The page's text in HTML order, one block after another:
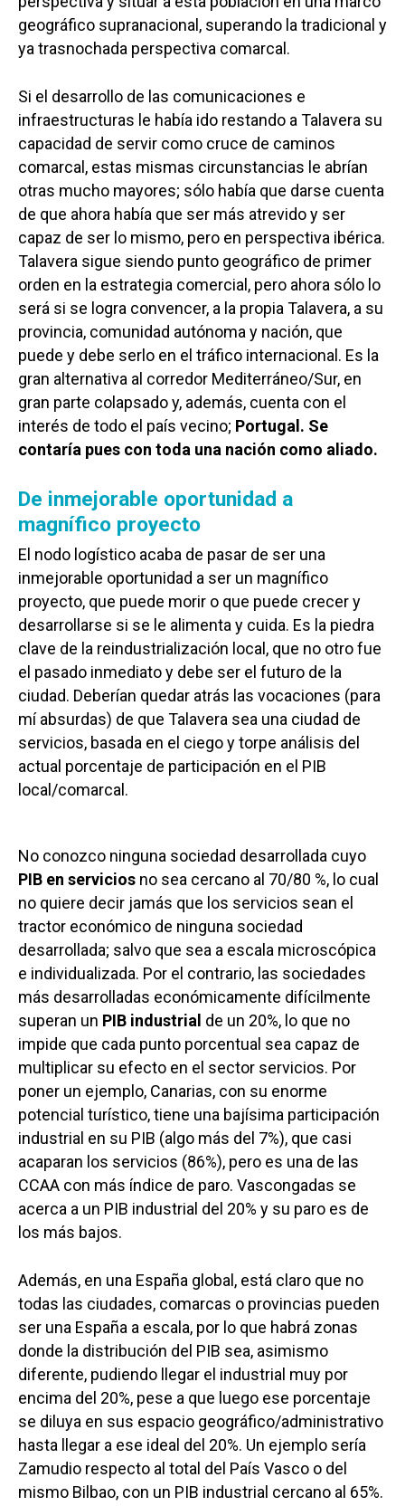
geográfico supranacional, superando la tradicional y
ya trasnochada perspectiva comarcal.
Si el desarrollo de las comunicaciones e
infraestructuras le había ido restando a Talavera su
capacidad de servir como cruce de caminos
comarcal, estas mismas circunstancias le abrían
otras mucho mayores; sólo había que darse cuenta
de que ahora había que ser más atrevido y ser
capaz de ser lo mismo, pero en perspectiva ibérica.
Talavera sigue siendo punto geográfico de primer
orden en la estrategia comercial, pero ahora sólo lo
será si se logra convencer, a la propia Talavera, a su
provincia, comunidad autónoma y nación, que
puede y debe serlo en el tráfico internacional. Es la
gran alternativa al corredor Mediterráneo/Sur, en
gran parte colapsado y, además, cuenta con el
interés de todo el país vecino; Portugal. Se
contaría pues con toda una nación como aliado.
De inmejorable oportunidad a
magnífico proyecto
El nodo logístico acaba de pasar de ser una
inmejorable oportunidad a ser un magnífico
proyecto, que puede morir o que puede crecer y
desarrollarse si se le alimenta y cuida. Es la piedra
clave de la reindustrialización local, que no otro fue
el pasado inmediato y debe ser el futuro de la
ciudad. Deberían quedar atrás las vocaciones (para
mí absurdas) de que Talavera sea una ciudad de
servicios, basada en el ciego y torpe análisis del
actual porcentaje de participación en el PIB
local/comarcal.
No conozco ninguna sociedad desarrollada cuyo
PIB en servicios no sea cercano al 70/80 %, lo cual
no quiere decir jamás que los servicios sean el
tractor económico de ninguna sociedad
desarrollada; salvo que sea a escala microscópica
e individualizada. Por el contrario, las sociedades
más desarrolladas económicamente difícilmente
superan un PIB industrial de un 20%, lo que no
impide que cada punto porcentual sea capaz de
multiplicar su efecto en el sector servicios. Por
poner un ejemplo, Canarias, con su enorme
potencial turístico, tiene una bajísima participación
industrial en su PIB (algo más del 7%), que casi
acaparan los servicios (86%), pero es una de las
CCAA con más índice de paro. Vascongadas se
acerca a un PIB industrial del 20% y su paro es de
los más bajos.
Además, en una España global, está claro que no
todas las ciudades, comarcas o provincias pueden
ser una España a escala, por lo que habrá zonas
donde la distribución del PIB sea, asimismo
diferente, pudiendo llegar el industrial muy por
encima del 20%, pese a que luego ese porcentaje
se diluya en sus espacio geográfico/administrativo
hasta llegar a ese ideal del 20%. Un ejemplo sería
Zamudio respecto al total del País Vasco o del
mismo Bilbao, con un PIB industrial cercano al 65%.